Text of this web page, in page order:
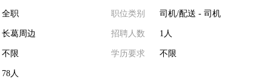
全职
长葛周边
不限
78人
职位类别 司机/配送 - 司机
招聘人数 1人
学历要求 不限